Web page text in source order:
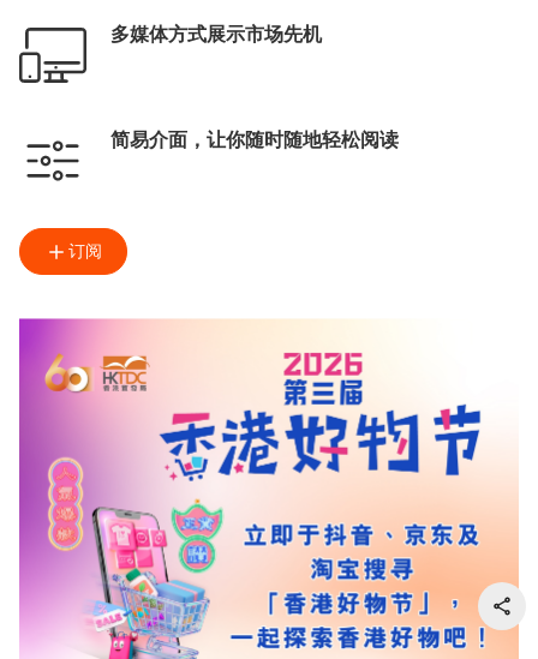
多媒体方式展示市场先机
简易介面，让你随时随地轻松阅读
订阅